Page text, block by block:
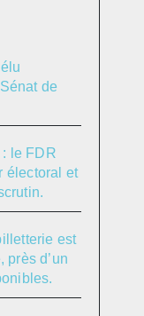
de
le FDR
électoral et
est
près d’un